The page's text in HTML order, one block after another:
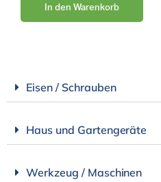
In den Warenkorb
Eisen / Schrauben
Haus und Gartengeräte
Werkzeug / Maschinen